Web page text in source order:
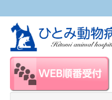
病院案内
交通アクセス
ワンポイントアドバイス
スタッフ紹介